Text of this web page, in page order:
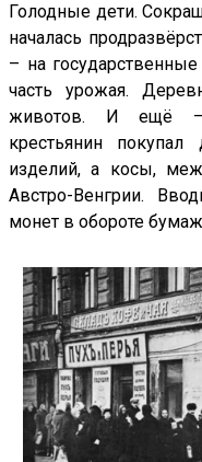
Голодные дети.
началась
– на
часть урожая.
животов. И ещё –
крестьянин
изделий, а косы,
Австро-Венгрии.
монет в обороте